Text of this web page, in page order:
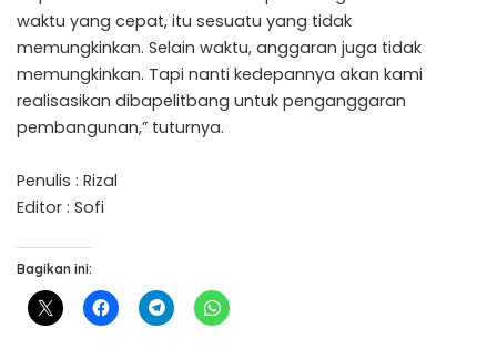
waktu yang cepat, itu sesuatu yang tidak
memungkinkan. Selain waktu, anggaran juga tidak
memungkinkan. Tapi nanti kedepannya akan kami
realisasikan dibapelitbang untuk penganggaran
pembangunan,” tuturnya.
Penulis : Rizal
Editor : Sofi
Bagikan ini: